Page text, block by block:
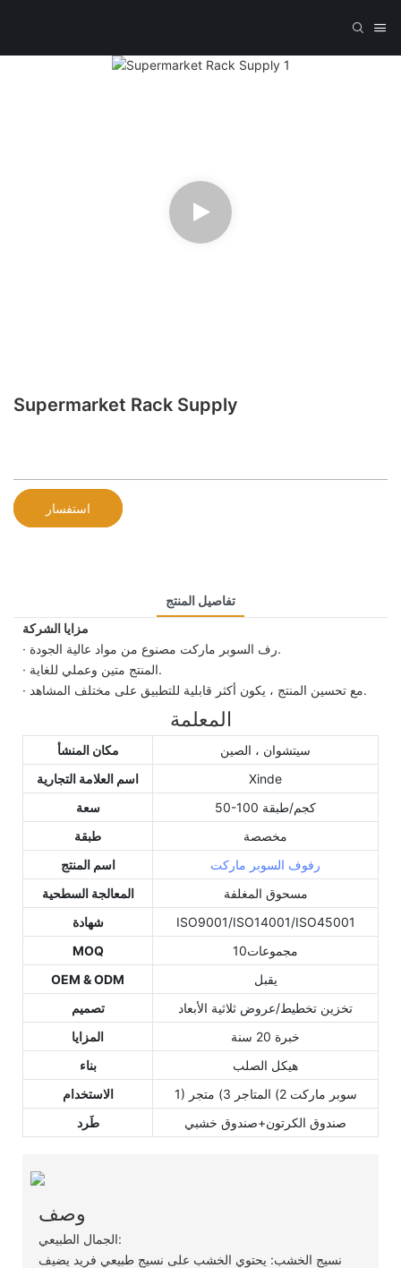
Supermarket Rack Supply
استفسار
تفاصيل المنتج
مزايا الشركة
· رف السوبر ماركت مصنوع من مواد عالية الجودة.
· المنتج متين وعملي للغاية.
· مع تحسين المنتج ، يكون أكثر قابلية للتطبيق على مختلف المشاهد.
المعلمة
مكان المنشأ
سيتشوان ، الصين
اسم العلامة التجارية
Xinde
سعة
50-100 كجم/طبقة
طبقة
مخصصة
اسم المنتج
رفوف السوبر ماركت
المعالجة السطحية
مسحوق المغلفة
شهادة
ISO9001/ISO14001/ISO45001
MOQ
مجموعات10
OEM & ODM
يقبل
تصميم
تخزين تخطيط/عروض ثلاثية الأبعاد
المزايا
خبرة 20 سنة
بناء
هيكل الصلب
الاستخدام
1) سوبر ماركت 2) المتاجر 3) متجر
طَرد
صندوق الكرتون+صندوق خشبي
وصف
الجمال الطبيعي:
نسيج الخشب: يحتوي الخشب على نسيج طبيعي فريد يضيف